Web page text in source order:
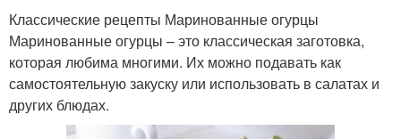
Классические рецепты Маринованные огурцы
Маринованные огурцы – это классическая заготовка,
которая любима многими. Их можно подавать как
самостоятельную закуску или использовать в салатах и
других блюдах.